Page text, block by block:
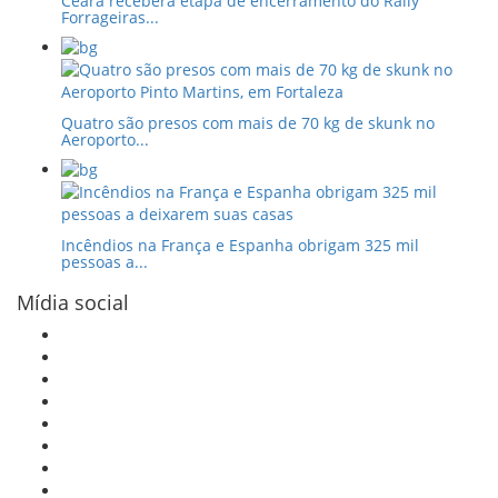
Forrageiras...
Quatro são presos com mais de 70 kg de skunk no
Aeroporto...
Incêndios na França e Espanha obrigam 325 mil
pessoas a...
Mídia social